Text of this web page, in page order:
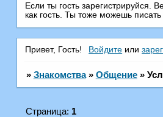
Если ты гость зарегистрируйся.
как гость. Ты тоже можешь
Привет, Гость! Войдите или
» Знакомства » Общение »
Страница: 1